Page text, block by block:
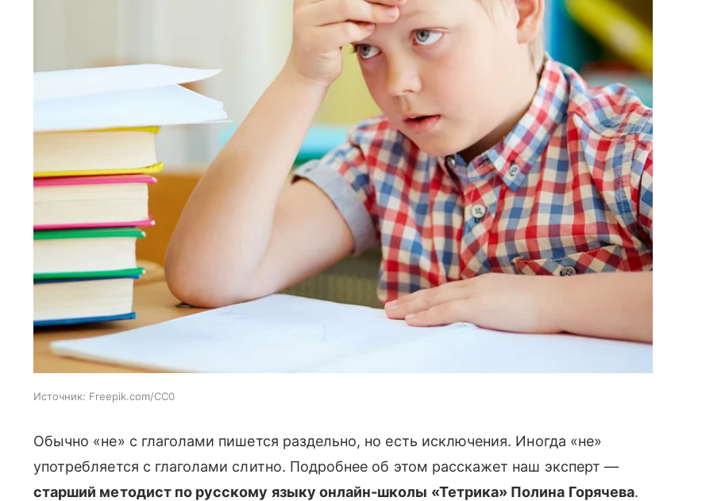
Источник: Freepik.com/CC0
Обычно «не» с глаголами пишется раздельно, но есть исключения. Иногда «не»
употребляется с глаголами слитно. Подробнее об этом расскажет наш эксперт —
старший методист по русскому языку онлайн-школы «Тетрика» Полина Горячева.